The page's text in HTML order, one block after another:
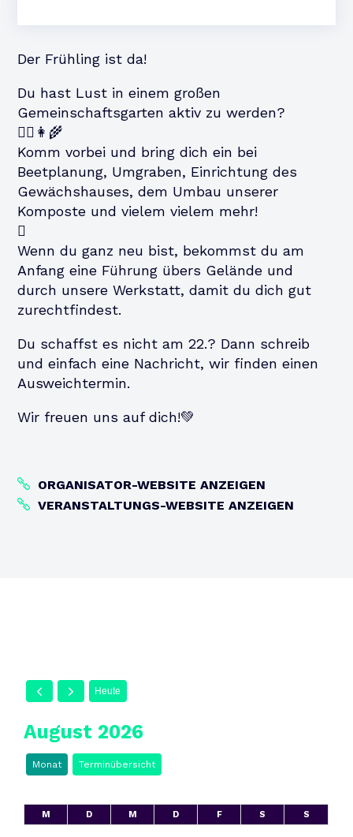
Der Frühling ist da!
Du hast Lust in einem großen
Gemeinschaftsgarten aktiv zu werden?
🪏🪴👩‍🌾
Komm vorbei und bring dich ein bei
Beetplanung, Umgraben, Einrichtung des
Gewächshauses, dem Umbau unserer
Komposte und vielem vielem mehr!
🫜
Wenn du ganz neu bist, bekommst du am
Anfang eine Führung übers Gelände und
durch unsere Werkstatt, damit du dich gut
zurechtfindest.
Du schaffst es nicht am 22.? Dann schreib
und einfach eine Nachricht, wir finden einen
Ausweichtermin.
Wir freuen uns auf dich!💚
ORGANISATOR-WEBSITE ANZEIGEN
VERANSTALTUNGS-WEBSITE ANZEIGEN
Heute
August 2026
Monat Terminübersicht
M D M D F S S